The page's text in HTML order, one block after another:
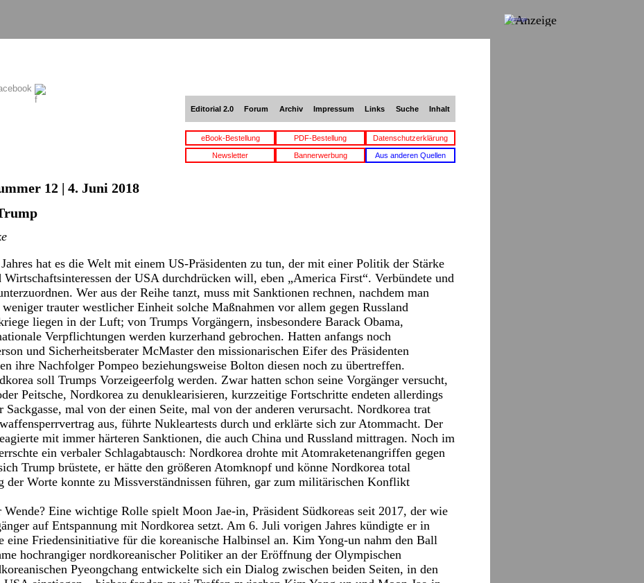
Editorial 2.0 Forum Archiv Impressum Links Suche Inhalt
eBook-Bestellung PDF-Bestellung Datenschutzerklärung
Newsletter Bannerwerbung Aus anderen Quellen
12 | 4. Juni 2018
hat es die Welt mit einem US-Präsidenten zu tun, der mit einer Politik der Stärke
Wirtschaftsinteressen der USA durchdrücken will, eben „America First“. Verbündete und
Wer aus der Reihe tanzt, muss mit Sanktionen rechnen, nachdem man
trauter westlicher Einheit solche Maßnahmen vor allem gegen Russland
liegen in der Luft; von Trumps Vorgängern, insbesondere Barack Obama,
Verpflichtungen werden kurzerhand gebrochen. Hatten anfangs noch
und Sicherheitsberater McMaster den missionarischen Eifer des Präsidenten
ihre Nachfolger Pompeo beziehungsweise Bolton diesen noch zu übertreffen.
soll Trumps Vorzeigeerfolg werden. Zwar hatten schon seine Vorgänger versucht,
Peitsche, Nordkorea zu denuklearisieren, kurzzeitige Fortschritte endeten allerdings
mal von der einen Seite, mal von der anderen verursacht. Nordkorea trat
aus, führte Nukleartests durch und erklärte sich zur Atommacht. Der
mit immer härteren Sanktionen, die auch China und Russland mittragen. Noch im
ein verbaler Schlagabtausch: Nordkorea drohte mit Atomraketenangriffen gegen
Trump brüstete, er hätte den größeren Atomknopf und könne Nordkorea total
der Worte konnte zu Missverständnissen führen, gar zum militärischen Konflikt
Wende? Eine wichtige Rolle spielt Moon Jae-in, Präsident Südkoreas seit 2017, der wie
auf Entspannung mit Nordkorea setzt. Am 6. Juli vorigen Jahres kündigte er in
eine Friedensinitiative für die koreanische Halbinsel an. Kim Yong-un nahm den Ball
hochrangiger nordkoreanischer Politiker an der Eröffnung der Olympischen
Pyeongchang entwickelte sich ein Dialog zwischen beiden Seiten, in den
Anzeige